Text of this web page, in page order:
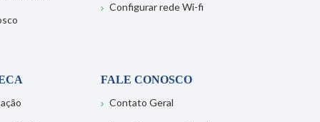
Configurar rede Wi-fi
FALE CONOSCO
Contato Geral